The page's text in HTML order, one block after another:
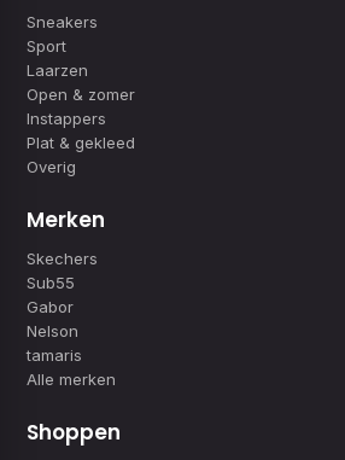
Sneakers
Sport
Laarzen
Open & zomer
Instappers
Plat & gekleed
Overig
Merken
Skechers
Sub55
Gabor
Nelson
tamaris
Alle merken
Shoppen